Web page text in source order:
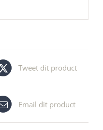
Tweet dit product
Email dit product